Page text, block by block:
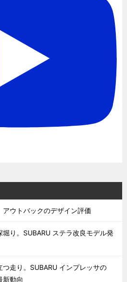
アウトバックのデザイン評価
り。SUBARU ステラ改良モデル発
走り。SUBARU インプレッサの
新動向